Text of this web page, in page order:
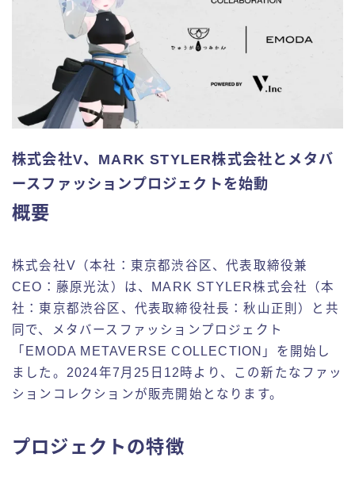
株式会社V、MARK STYLER株式会社とメタバ
ースファッションプロジェクトを始動
概要
株式会社V（本社：東京都渋谷区、代表取締役兼
CEO：藤原光汰）は、MARK STYLER株式会社（本
社：東京都渋谷区、代表取締役社長：秋山正則）と共
同で、メタバースファッションプロジェクト
「EMODA METAVERSE COLLECTION」を開始し
ました。2024年7月25日12時より、この新たなファッ
ションコレクションが販売開始となります。
プロジェクトの特徴